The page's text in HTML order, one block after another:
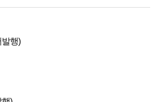
행)